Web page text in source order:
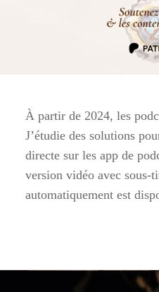
À partir de 2024, les
J’étudie des solutions
directe sur les app de
version vidéo avec sous-
automatiquement est